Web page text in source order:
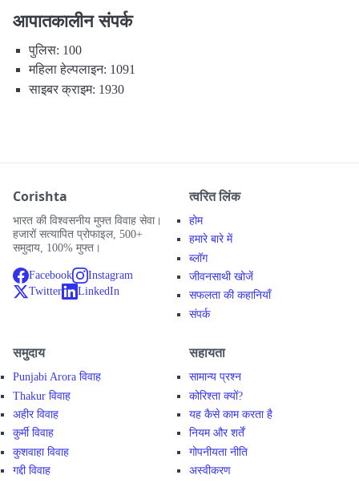
आपातकालीन संपर्क
पुलिस: 100
महिला हेल्पलाइन: 1091
साइबर क्राइम: 1930
Corishta
भारत की विश्वसनीय मुफ्त विवाह सेवा।
हजारों सत्यापित प्रोफाइल, 500+
समुदाय, 100% मुफ्त।
Facebook
Instagram
Twitter
LinkedIn
त्वरित लिंक
होम
हमारे बारे में
ब्लॉग
जीवनसाथी खोजें
सफलता की कहानियाँ
संपर्क
समुदाय
Punjabi Arora विवाह
Thakur विवाह
अहीर विवाह
कुर्मी विवाह
कुशवाहा विवाह
गद्दी विवाह
सहायता
सामान्य प्रश्न
कोरिश्ता क्यों?
यह कैसे काम करता है
नियम और शर्तें
गोपनीयता नीति
अस्वीकरण